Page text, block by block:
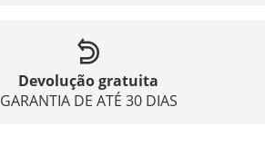
Devolução gratuita
GARANTIA DE ATÉ 30 DIAS